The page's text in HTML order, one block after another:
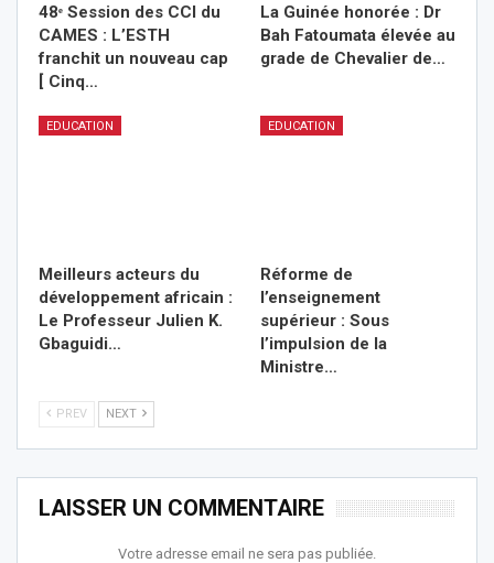
48ᵉ Session des CCI du
CAMES : L’ESTH
franchit un nouveau cap
[ Cinq…
La Guinée honorée : Dr
Bah Fatoumata élevée au
grade de Chevalier de…
EDUCATION
Meilleurs acteurs du
développement africain :
Le Professeur Julien K.
Gbaguidi…
EDUCATION
Réforme de
l’enseignement
supérieur : Sous
l’impulsion de la
Ministre…
PREV NEXT
LAISSER UN COMMENTAIRE
Votre adresse email ne sera pas publiée.